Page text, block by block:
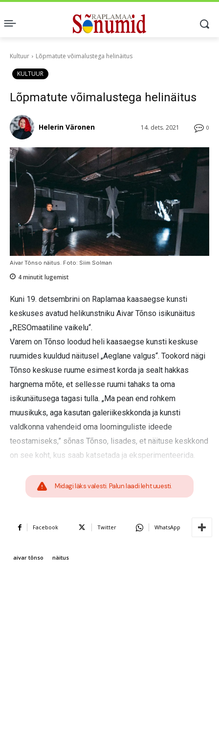
Kultuur Lõpmatute võimalustega helinäitus
KULTUUR
Lõpmatute võimalustega helinäitus
0
14. dets. 2021
Helerin Väronen
Aivar Tõnso näitus. Foto: Siim Solman
4minutit lugemist
Kuni 19. detsembrini on Raplamaa kaasaegse kunsti
keskuses avatud helikunstniku Aivar Tõnso isikunäitus
„RESOmaatiline vaikelu“.
Varem on Tõnso loodud heli kaasaegse kunsti keskuse
ruumides kuuldud näitusel „Aeglane valgus“. Tookord nägi
Tõnso keskuse ruume esimest korda ja sealt hakkas
hargnema mõte, et sellesse ruumi tahaks ta oma
isikunäitusega tagasi tulla. „Ma pean end rohkem
muusikuks, aga kasutan galeriikeskkonda ja kunsti
valdkonna vahendeid oma loominguliste ideede
teostamiseks,” sõnas Tõnso, lisades, et näituse keskkond
on see koht, kus saab katsetada ja eksperimenteerida.
Midagi läks valesti. Palun laadi leht uuesti.
Facebook Twitter WhatsApp
aivar tõnso näitus